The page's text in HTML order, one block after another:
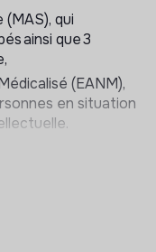
(MAS), qui
ainsi que 3
(EANM),
en situation
la Maison
Chaque
inclusive
dans un cadre